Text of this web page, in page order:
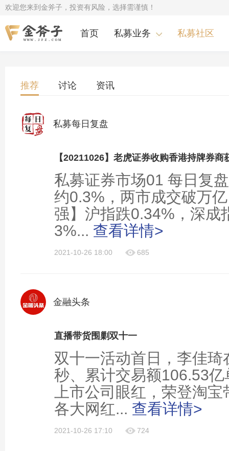
欢迎您来到金斧子，投资有风险，选择需谨慎！
首页 私募业务 私募社区
推荐 讨论 资讯
私募每日复盘
私募证券市场01 每日复
约0.3%，两市成交破万
强】沪指跌0.34%，深成
3%... 查看详情>
2021-10-26 18:00 685
金融头条
直播带货围剿双十一
双十一活动首日，李佳
秒、累计交易额106.53
上市公司眼红，荣登淘
各大网红... 查看详情>
2021-10-26 17:10 724